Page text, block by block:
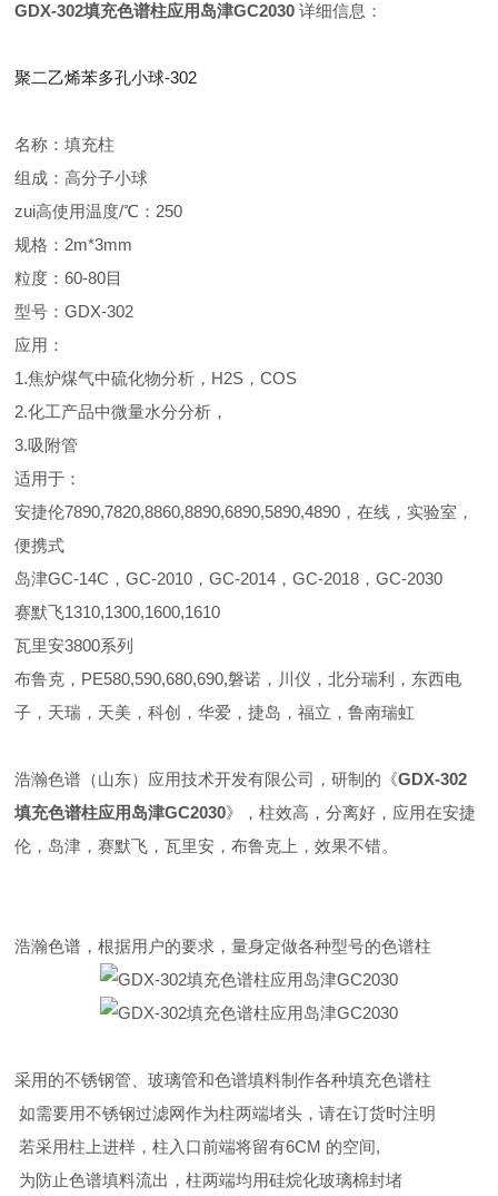
GDX-302填充色谱柱应用岛津GC2030 详细信息：
聚二乙烯苯多孔小球-302
名称：填充柱
组成：高分子小球
zui高使用温度/℃：250
规格：2m*3mm
粒度：60-80目
型号：GDX-302
应用：
1.焦炉煤气中硫化物分析，H2S，COS
2.化工产品中微量水分分析，
3.吸附管
适用于：
安捷伦7890,7820,8860,8890,6890,5890,4890，在线，实验室，
便携式
岛津GC-14C，GC-2010，GC-2014，GC-2018，GC-2030
赛默飞1310,1300,1600,1610
瓦里安3800系列
布鲁克，PE580,590,680,690,磐诺，川仪，北分瑞利，东西电
子，天瑞，天美，科创，华爱，捷岛，福立，鲁南瑞虹
浩瀚色谱（山东）应用技术开发有限公司，研制的《GDX-302
填充色谱柱应用岛津GC2030》，柱效高，分离好，应用在安捷
伦，岛津，赛默飞，瓦里安，布鲁克上，效果不错。
浩瀚色谱，根据用户的要求，量身定做各种型号的色谱柱
采用的不锈钢管、玻璃管和色谱填料制作各种填充色谱柱
如需要用不锈钢过滤网作为柱两端堵头，请在订货时注明
若采用柱上进样，柱入口前端将留有6CM 的空间,
为防止色谱填料流出，柱两端均用硅烷化玻璃棉封堵